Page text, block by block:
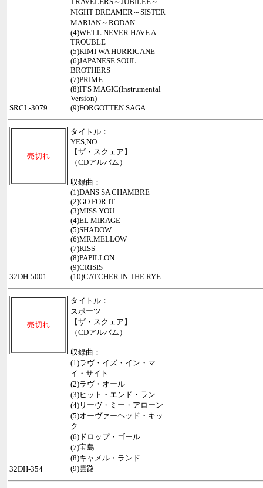
NIGHT DREAMER～SISTER
MARIAN～RODAN
(4)WE'LL NEVER HAVE A
TROUBLE
(5)KIMI WA HURRICANE
(6)JAPANESE SOUL
BROTHERS
(7)PRIME
(8)IT'S MAGIC(Instrumental
Version)
(9)FORGOTTEN SAGA
SRCL-3079
売切れ
タイトル：
YES,NO.
【ザ・スクェア】
（CDアルバム）
収録曲：
(1)DANS SA CHAMBRE
(2)GO FOR IT
(3)MISS YOU
(4)EL MIRAGE
(5)SHADOW
(6)MR.MELLOW
(7)KISS
(8)PAPILLON
(9)CRISIS
(10)CATCHER IN THE RYE
32DH-5001
売切れ
タイトル：
スポーツ
【ザ・スクェア】
（CDアルバム）
収録曲：
(1)ラヴ・イズ・イン・マ
イ・サイト
(2)ラヴ・オール
(3)ヒット・エンド・ラン
(4)リーヴ・ミー・アローン
(5)オーヴァーヘッド・キッ
ク
(6)ドロップ・ゴール
(7)宝島
(8)キャメル・ランド
(9)雲路
32DH-354